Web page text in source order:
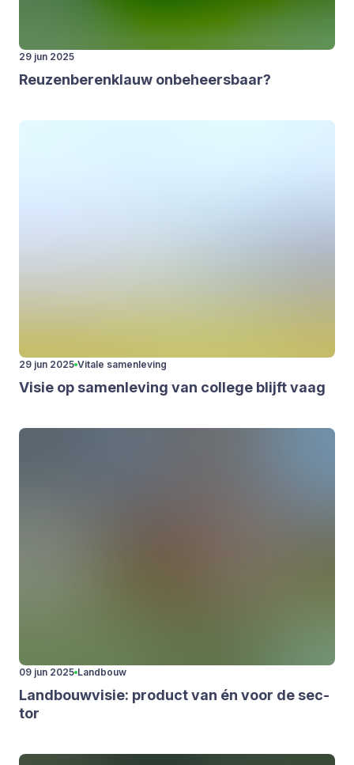
29 jun 2025
Reu­zen­be­ren­klauw onbe­heers­baar?
29 jun 2025 Vitale samenleving
Visie op samen­le­ving van col­le­ge blijft vaag
09 jun 2025 Landbouw
Land­bouw­vi­sie: pro­duct van én voor de sec­
tor